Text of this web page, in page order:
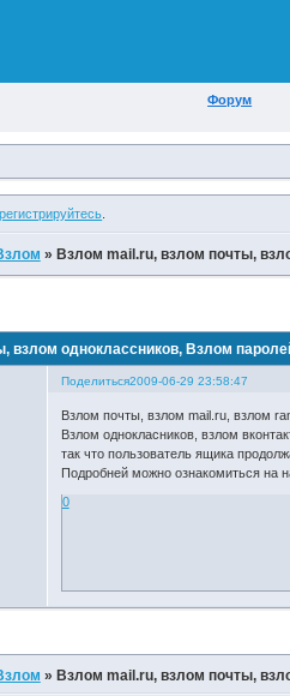
Форум
» Взлом mail.ru, взлом почты,
взлом одноклассников, Взлом
Поделиться2009-06-29 23:58:47
Взлом почты, взлом mail.ru, взлом
Взлом однокласников, взлом
так что пользователь ящика
Подробней можно ознакомиться на
0
» Взлом mail.ru, взлом почты,